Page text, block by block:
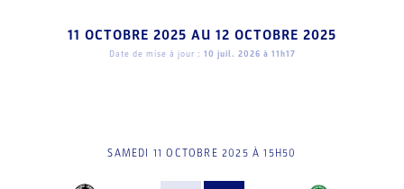
11 OCTOBRE 2025 AU 12 OCTOBRE 2025
Date de mise à jour : 10 juil. 2026 à 11h17
SAMEDI 11 OCTOBRE 2025 À 15H50